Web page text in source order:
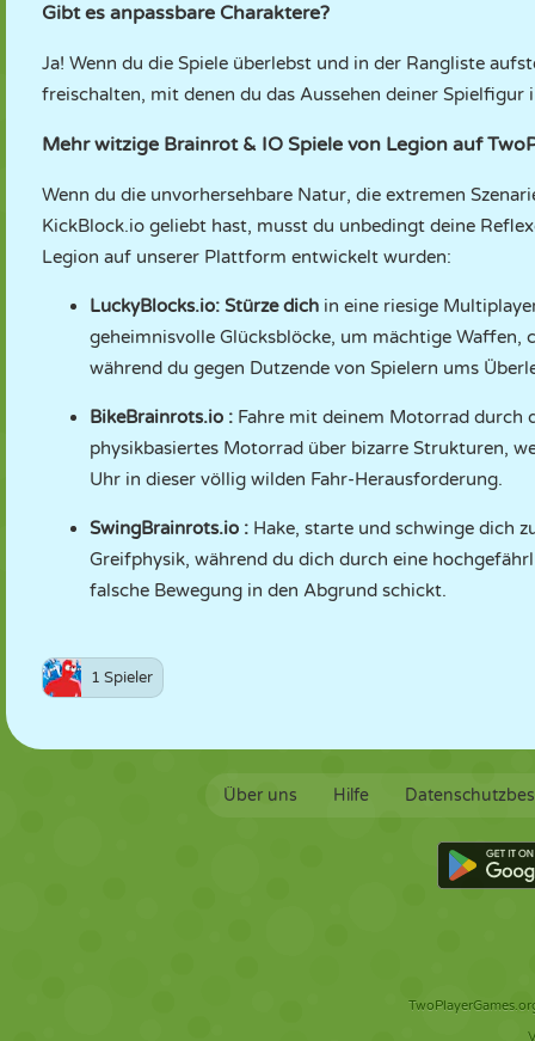
Gibt es anpassbare Charaktere?
Ja! Wenn du die Spiele überlebst und in der Rangliste
freischalten, mit denen du das Aussehen deiner Spielfigur
Mehr witzige Brainrot & IO Spiele von Legion auf
Wenn du die unvorhersehbare Natur, die extremen
KickBlock.io geliebt hast, musst du unbedingt deine
Legion auf unserer Plattform entwickelt wurden:
LuckyBlocks.io: Stürze dich in eine riesige
geheimnisvolle Glücksblöcke, um mächtige Waffen,
während du gegen Dutzende von Spielern ums
BikeBrainrots.io : Fahre mit deinem Motorrad durch
physikbasiertes Motorrad über bizarre Strukturen,
Uhr in dieser völlig wilden Fahr-Herausforderung.
SwingBrainrots.io : Hake, starte und schwinge dich
Greifphysik, während du dich durch eine
falsche Bewegung in den Abgrund schickt.
1 Spieler
Über uns Hilfe